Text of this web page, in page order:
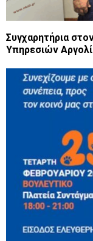
Συγχαρητήρια
Υπηρεσιών